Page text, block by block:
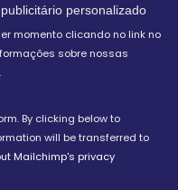
Conteúdo publicitário personalizado
momento clicando no link no
sobre nossas
By clicking below to
will be transferred to
Mailchimp's privacy